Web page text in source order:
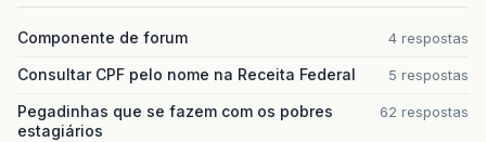
Componente de forum 4 respostas
Consultar CPF pelo nome na Receita Federal 5 respostas
Pegadinhas que se fazem com os pobres
estagiários
62 respostas